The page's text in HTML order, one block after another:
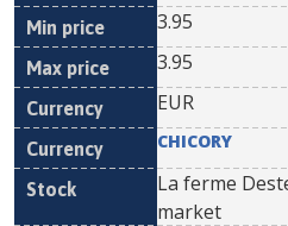
3.95
3.95
EUR
CHICORY
La ferme
market